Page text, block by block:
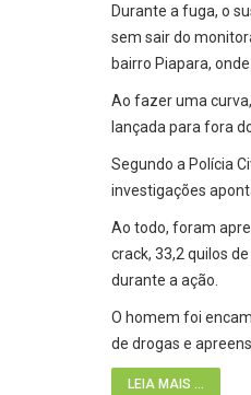
Durante a fuga, o
sem sair do
bairro Piapara,
Ao fazer uma
lançada para fora
Segundo a Polícia
investigações
Ao todo, foram
crack, 33,2 quilos
durante a ação.
O homem foi
de drogas e
LEIA MAIS ...